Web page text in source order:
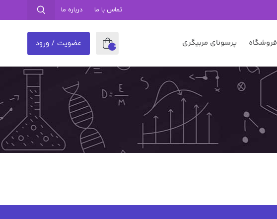
تماس با ما درباره ما
فروشگاه پرسونای مربیگری 0 عضویت / ورود